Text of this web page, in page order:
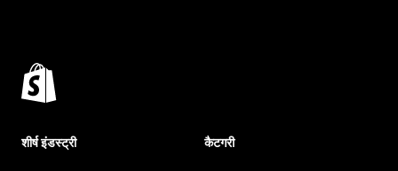
शीर्ष इंडस्ट्री कैटगरी